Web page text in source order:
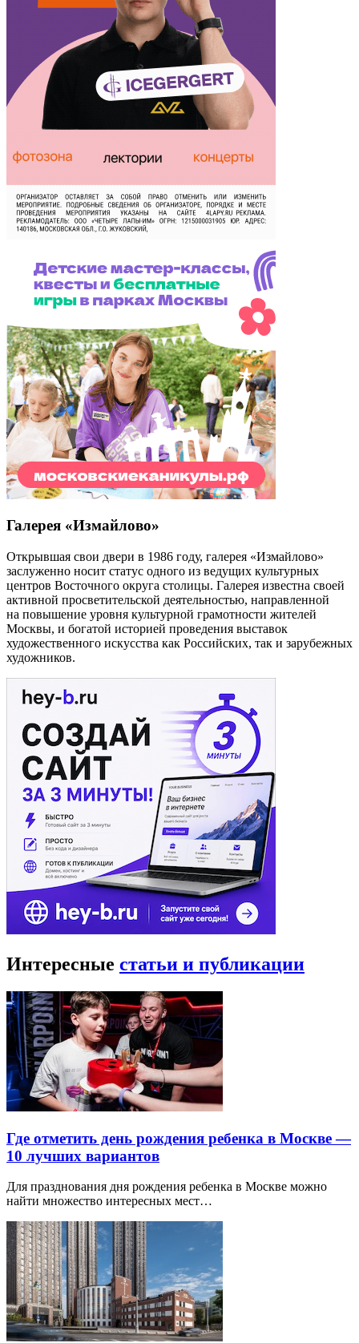
Галерея «Измайлово»
Открывшая свои двери в 1986 году, галерея «Измайлово»
заслуженно носит статус одного из ведущих культурных
центров Восточного округа столицы. Галерея известна своей
активной просветительской деятельностью, направленной
на повышение уровня культурной грамотности жителей
Москвы, и богатой историей проведения выставок
художественного искусства как Российских, так и зарубежных
художников.
Интересные статьи и публикации
Где отметить день рождения ребенка в Москве —
10 лучших вариантов
Для празднования дня рождения ребенка в Москве можно
найти множество интересных мест…